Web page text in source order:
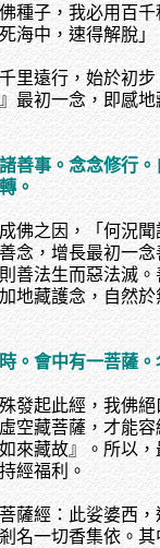
種子，我必用百
海中，速得解脫」
里遠行，始於初步
最初一念，即感
善事。念念修行。
。
佛之因，「何況
念，增長最初一
善法生而惡法滅
地藏護念，自然
。會中有一菩薩。
發起此經，我佛
空藏菩薩，才能
來藏故』。所以
經福利。
薩經：此娑婆西
名一切香集依。